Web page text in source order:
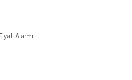
Fiyat Alarmı